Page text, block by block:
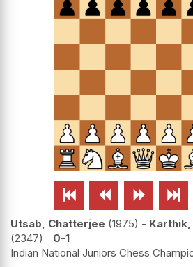
   
Utsab, Chatterjee 1975 - Karthik,
2347
0-1
Indian National Juniors Chess